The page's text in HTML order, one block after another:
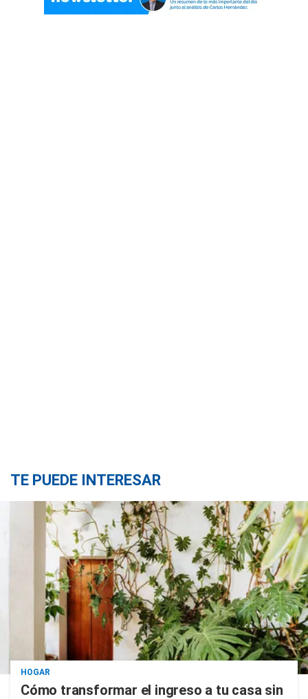
TE PUEDE INTERESAR
HOGAR
Cómo transformar el ingreso a tu casa sin